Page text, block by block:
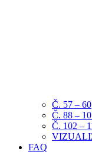
Č. 57 – 60
Č. 88 –
Č. 102 –
FAQ